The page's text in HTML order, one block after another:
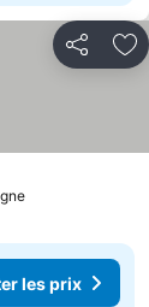
Partager
les prix